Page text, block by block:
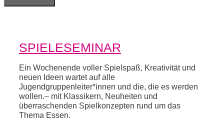
SPIELESEMINAR
Ein Wochenende voller Spielspaß, Kreativität und
neuen Ideen wartet auf alle
Jugendgruppenleiter*innen und die, die es werden
wollen.– mit Klassikern, Neuheiten und
überraschenden Spielkonzepten rund um das
Thema Essen.